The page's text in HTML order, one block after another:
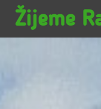
Žijeme